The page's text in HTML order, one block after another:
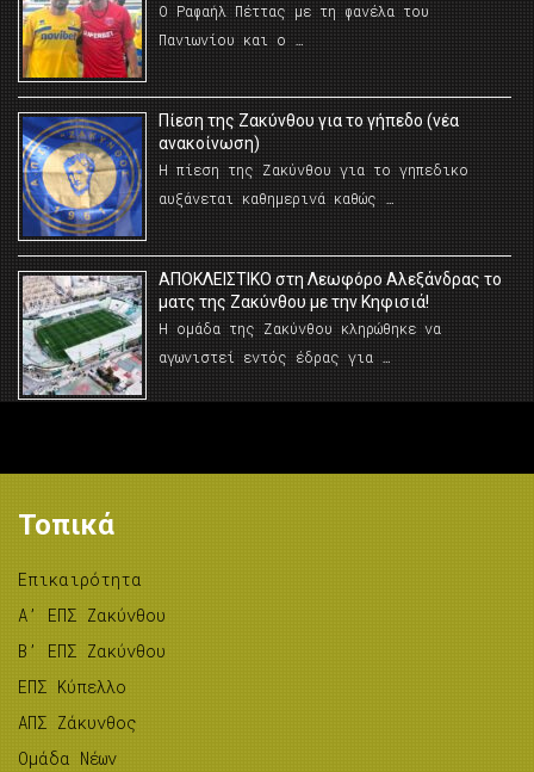
Ο Ραφαήλ Πέττας με τη φανέλα του
Πανιωνίου και ο …
Πίεση της Ζακύνθου για το γήπεδο (νέα
ανακοίνωση)
Η πίεση της Ζακύνθου για το γηπεδικο
αυξάνεται καθημερινά καθώς …
AΠΟΚΛΕΙΣΤΙΚΟ στη Λεωφόρο Αλεξάνδρας το
ματς της Ζακύνθου με την Κηφισιά!
Η ομάδα της Ζακύνθου κληρώθηκε να
αγωνιστεί εντός έδρας για …
Τοπικά
Επικαιρότητα
A’ ΕΠΣ Ζακύνθου
B’ ΕΠΣ Ζακύνθου
ΕΠΣ Κύπελλο
ΑΠΣ Ζάκυνθος
Ομάδα Νέων